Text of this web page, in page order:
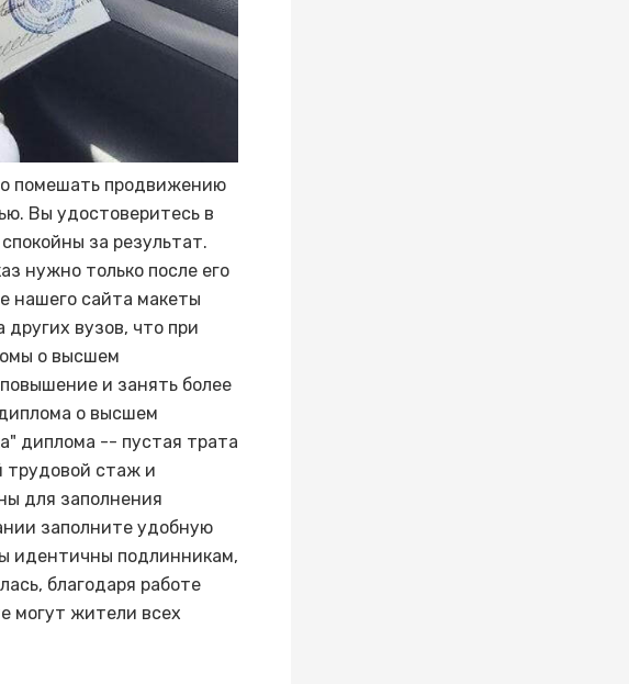
помешать продвижению
Вы удостоверитесь в
за результат.
нужно только после его
нашего сайта макеты
вузов, что при
о высшем
и занять более
о высшем
диплома -- пустая трата
трудовой стаж и
для заполнения
заполните удобную
идентичны подлинникам,
благодаря работе
могут жители всех